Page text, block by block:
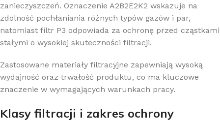
zanieczyszczeń. Oznaczenie A2B2E2K2 wskazuje na
zdolność pochłaniania różnych typów gazów i par,
natomiast filtr P3 odpowiada za ochronę przed cząstkami
stałymi o wysokiej skuteczności filtracji.
Zastosowane materiały filtracyjne zapewniają wysoką
wydajność oraz trwałość produktu, co ma kluczowe
znaczenie w wymagających warunkach pracy.
Klasy filtracji i zakres ochrony